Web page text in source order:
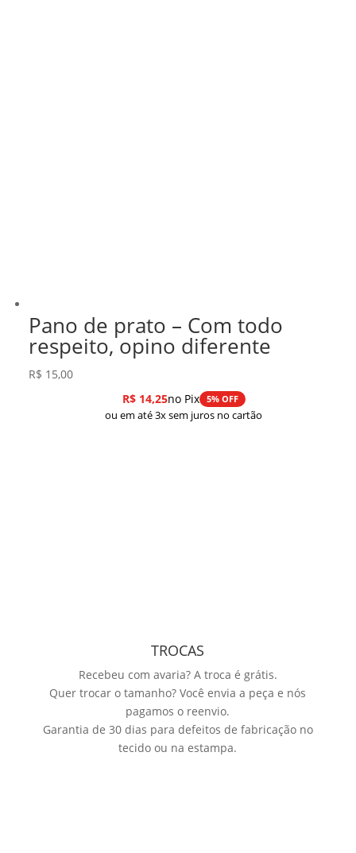
Pano de prato – Com todo
respeito, opino diferente
R$ 15,00
R$14,25no Pix 5% OFF
ou em até 3x sem juros no cartão
TROCAS
Recebeu com avaria? A troca é grátis.
Quer trocar o tamanho? Você envia a peça e nós
pagamos o reenvio.
Garantia de 30 dias para defeitos de fabricação no
tecido ou na estampa.